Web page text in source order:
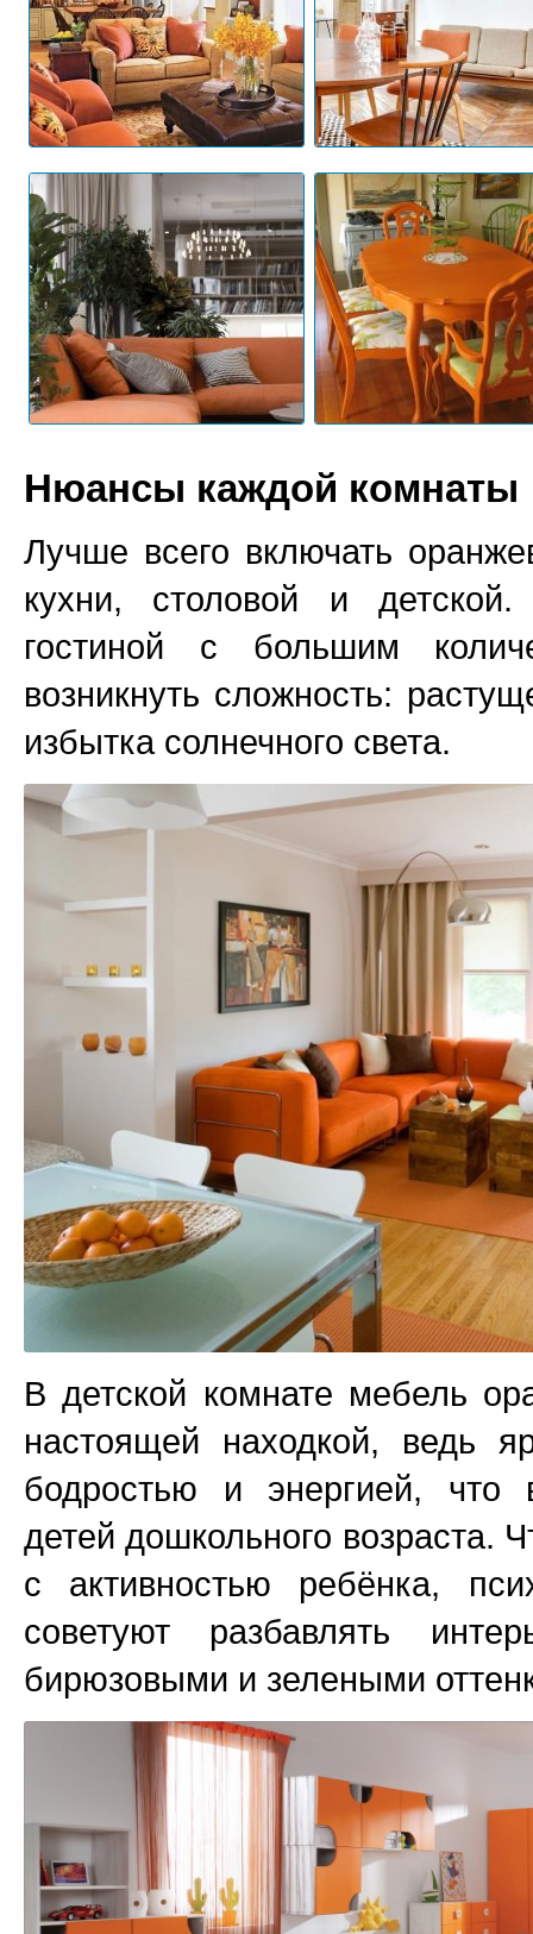
Нюансы каждой комнаты
Лучше всего включать
кухни, столовой и
гостиной с большим
возникнуть сложность:
избытка солнечного света.
В детской комнате мебель
настоящей находкой, ведь
бодростью и энергией, что
детей дошкольного возраста.
с активностью ребёнка,
советуют разбавлять
бирюзовыми и зелеными